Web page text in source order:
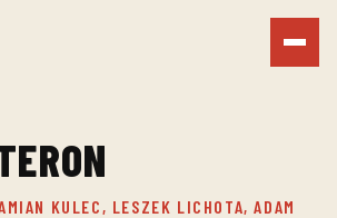
KULEC, LESZEK LICHOTA, ADAM